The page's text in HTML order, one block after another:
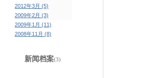
2012年3月 (5)
2009年2月 (3)
2009年1月 (11)
2008年11月 (8)
新闻档案(3)